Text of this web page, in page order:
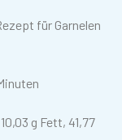
für Garnelen
g Fett, 41,77